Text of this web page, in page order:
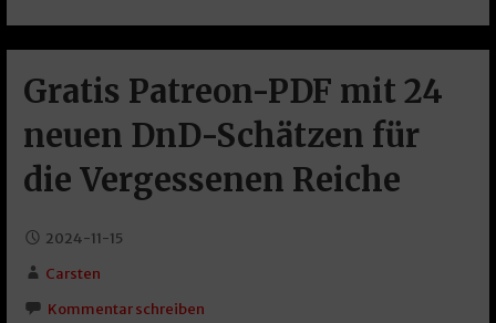
Gratis Patreon-PDF mit 24
neuen DnD-Schätzen für
die Vergessenen Reiche
2024-11-15
Carsten
Kommentar schreiben